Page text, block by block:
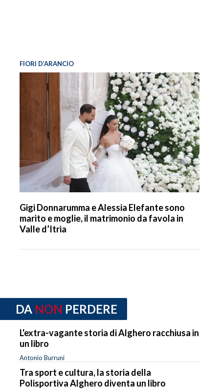
FIORI D’ARANCIO
Gigi Donnarumma e Alessia Elefante sono
marito e moglie, il matrimonio da favola in
Valle d’Itria
DA NON PERDERE
L'extra-vagante storia di Alghero racchiusa in
un libro
Antonio Burruni
Tra sport e cultura, la storia della
Polisportiva Alghero diventa un libro